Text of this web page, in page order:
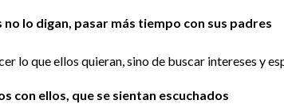
no lo digan, pasar más tiempo con sus padres
lo que ellos quieran, sino de buscar intereses y
con ellos, que se sientan escuchados